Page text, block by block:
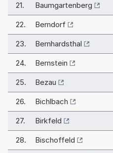
21. Baumgartenberg
22. Berndorf
23. Bernhardsthal
24. Bernstein
25. Bezau
26. Bichlbach
27. Birkfeld
28. Bischoffeld